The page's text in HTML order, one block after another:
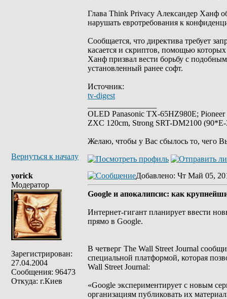
Глава Think Privacy Александер Ханф
нарушать евротребования к
Сообщается, что директива требует
касается и скриптов, помощью которых
Ханф призвал вести борьбу с
установленный ранее софт.
Источник:
tv-digest
OLED Panasonic TX-65HZ980E;
ZXC 120cm, Strong SRT-DM2100
Желаю, чтобы у Вас сбылось то, чего
Вернуться к началу
yorick
Модератор
Зарегистрирован:
27.04.2004
Сообщения: 96473
Откуда: г.Киев
Добавлено: Чт Май 05,
Google и апокалипсис: как
Интернет-гигант планирует ввести
прямо в Google.
В четверг The Wall Street Journal
специальной платформой, которая
Wall Street Journal:
«Google экспериментирует с новым
организациям публиковать их